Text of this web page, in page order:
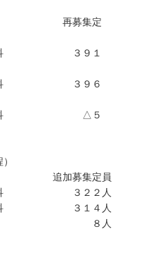
募集定
学科 ３９１
学科 ３９６
科 △５
募集定員
学科 ３２２人
学科 ３１４人
し ８人